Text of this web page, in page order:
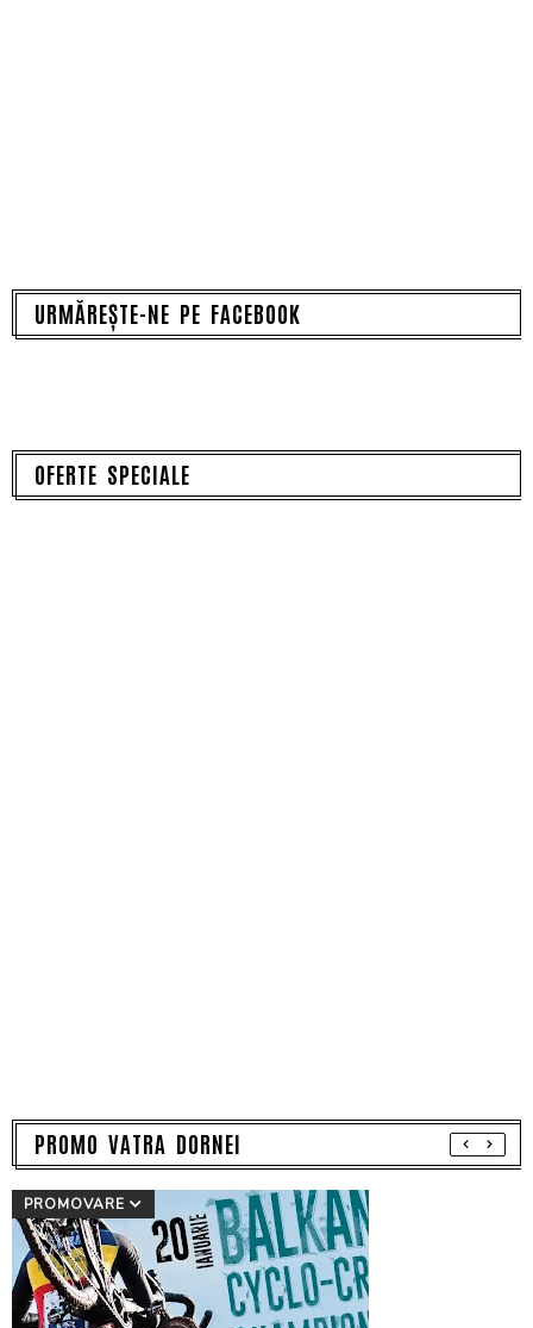
URMĂREȘTE-NE PE FACEBOOK
OFERTE SPECIALE
PROMO VATRA DORNEI
PROMOVARE